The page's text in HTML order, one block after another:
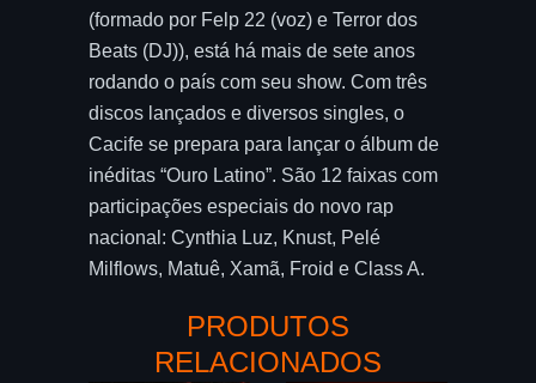
(formado por Felp 22 (voz) e Terror dos
Beats (DJ)), está há mais de sete anos
rodando o país com seu show. Com três
discos lançados e diversos singles, o
Cacife se prepara para lançar o álbum de
inéditas “Ouro Latino”. São 12 faixas com
participações especiais do novo rap
nacional: Cynthia Luz, Knust, Pelé
Milflows, Matuê, Xamã, Froid e Class A.
PRODUTOS
RELACIONADOS